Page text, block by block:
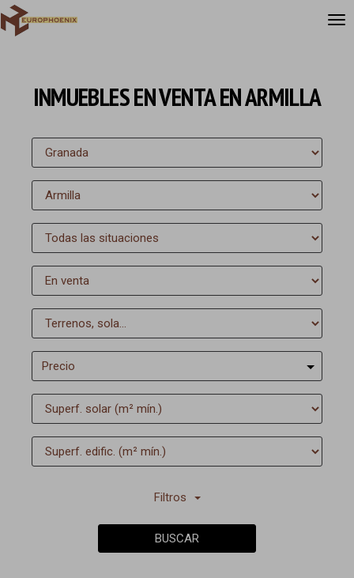
INMUEBLES EN VENTA EN ARMILLA
Precio
Filtros
BUSCAR